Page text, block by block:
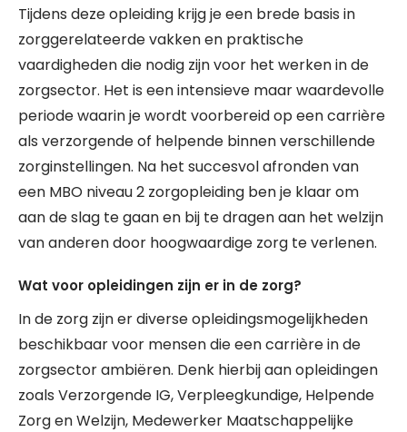
Tijdens deze opleiding krijg je een brede basis in
zorggerelateerde vakken en praktische
vaardigheden die nodig zijn voor het werken in de
zorgsector. Het is een intensieve maar waardevolle
periode waarin je wordt voorbereid op een carrière
als verzorgende of helpende binnen verschillende
zorginstellingen. Na het succesvol afronden van
een MBO niveau 2 zorgopleiding ben je klaar om
aan de slag te gaan en bij te dragen aan het welzijn
van anderen door hoogwaardige zorg te verlenen.
Wat voor opleidingen zijn er in de zorg?
In de zorg zijn er diverse opleidingsmogelijkheden
beschikbaar voor mensen die een carrière in de
zorgsector ambiëren. Denk hierbij aan opleidingen
zoals Verzorgende IG, Verpleegkundige, Helpende
Zorg en Welzijn, Medewerker Maatschappelijke